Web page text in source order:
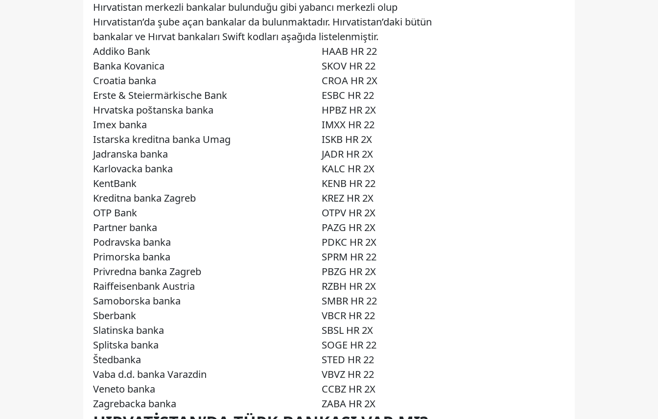
Hırvatistan merkezli bankalar bulunduğu gibi yabancı merkezli olup
Hırvatistan’da şube açan bankalar da bulunmaktadır. Hırvatistan’daki bütün
bankalar ve Hırvat bankaları Swift kodları aşağıda listelenmiştir.
Addiko Bank
HAAB HR 22
Banka Kovanica
SKOV HR 22
Croatia banka
CROA HR 2X
Erste & Steiermärkische Bank
ESBC HR 22
Hrvatska poštanska banka
HPBZ HR 2X
Imex banka
IMXX HR 22
Istarska kreditna banka Umag
ISKB HR 2X
Jadranska banka
JADR HR 2X
Karlovacka banka
KALC HR 2X
KentBank
KENB HR 22
Kreditna banka Zagreb
KREZ HR 2X
OTP Bank
OTPV HR 2X
Partner banka
PAZG HR 2X
Podravska banka
PDKC HR 2X
Primorska banka
SPRM HR 22
Privredna banka Zagreb
PBZG HR 2X
Raiffeisenbank Austria
RZBH HR 2X
Samoborska banka
SMBR HR 22
Sberbank
VBCR HR 22
Slatinska banka
SBSL HR 2X
Splitska banka
SOGE HR 22
Štedbanka
STED HR 22
Vaba d.d. banka Varazdin
VBVZ HR 22
Veneto banka
CCBZ HR 2X
Zagrebacka banka
ZABA HR 2X